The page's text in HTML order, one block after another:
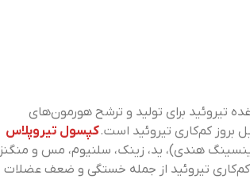
تیروئید برای تولید و ترشح هورمون‌های
بروز کم‌کاری تیروئید است.کپسول تیروپلاس
هندی)، ید، زینک، سلنیوم، مس و منگنز
تیروئید از جمله خستگی و ضعف عضلات